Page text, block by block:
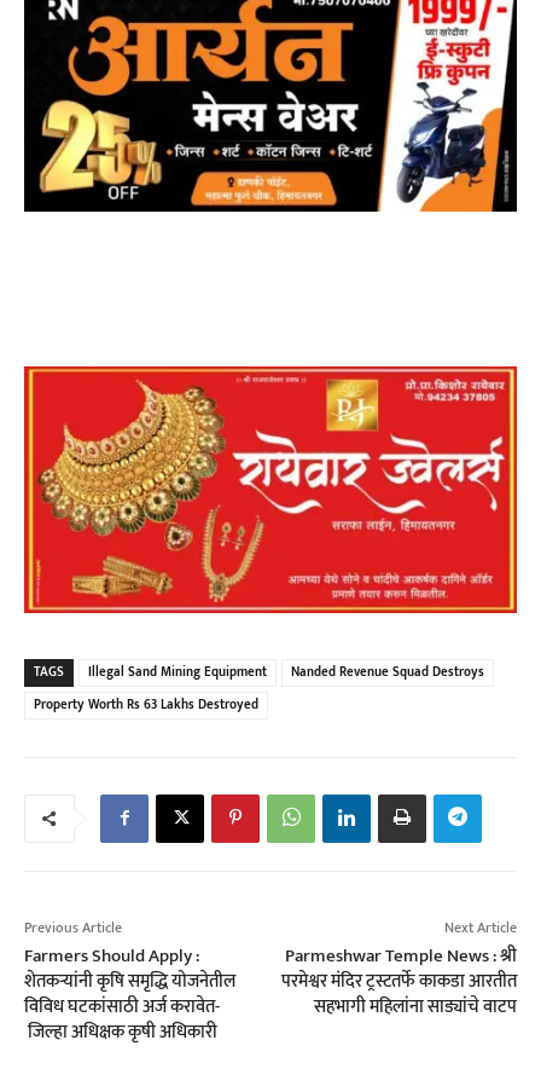
TAGS Illegal Sand Mining Equipment
Nanded Revenue Squad Destroys
Property Worth Rs 63 Lakhs Destroyed
Previous Article
Farmers Should Apply :
शेतकऱ्यांनी कृषि समृद्धि योजनेतील
विविध घटकांसाठी अर्ज करावेत-
जिल्हा अधिक्षक कृ‍षी अधिकारी
Next Article
Parmeshwar Temple News : श्री
परमेश्वर मंदिर ट्रस्टतर्फे काकडा आरतीत
सहभागी महिलांना साड्यांचे वाटप